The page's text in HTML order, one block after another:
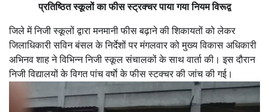
प्रतिष्ठित स्कूलों का फीस स्ट्रक्चर पाया गया नियम विरूद्व
जिले में निजी स्कूलों द्वारा मनमानी फीस बढ़ाने की शिकायतों को लेकर
जिलाधिकारी सविन बंसल के निर्देशों पर मंगलवार को मुख्य विकास अधिकारी
अभिनव शाह ने विभिन्न निजी स्कूल संचालकों के साथ वार्ता की। इस दौरान
निजी विद्यालयों के विगत पांच वर्षाे के फीस स्टक्चर की जांच की गई।